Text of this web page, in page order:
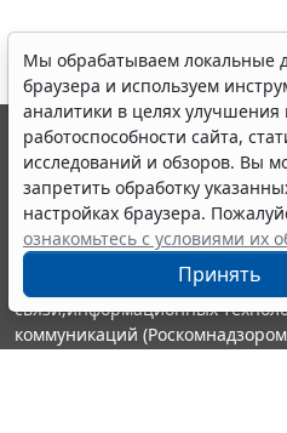
Мы обрабатываем локальные
браузера и используем
аналитики в целях улучшения
работоспособности сайта,
исследований и обзоров. Вы
запретить обработку
настройках браузера.
ознакомьтесь с условиями их
Принять
© ООО "НПП "ГАРАНТ-СЕРВИС",
выпускается с 1990 года.
являются участниками
информации ГАРАНТ.
Портал ГАРАНТ.РУ
издания Федеральной
связи,информационных
коммуникаций